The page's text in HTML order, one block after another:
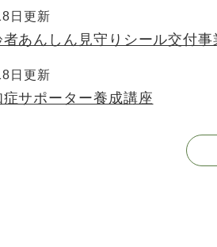
日更新
あんしん見守りシール交付事
日更新
サポーター養成講座